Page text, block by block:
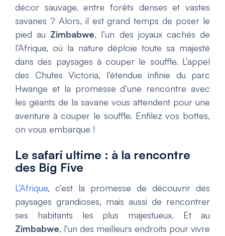
décor sauvage, entre forêts denses et vastes
savanes ? Alors, il est grand temps de poser le
pied au Zimbabwe, l’un des joyaux cachés de
l’Afrique, où la nature déploie toute sa majesté
dans des paysages à couper le souffle. L’appel
des Chutes Victoria, l’étendue infinie du parc
Hwange et la promesse d’une rencontre avec
les géants de la savane vous attendent pour une
aventure à couper le souffle. Enfilez vos bottes,
on vous embarque !
Le safari ultime : à la rencontre
des Big Five
L’Afrique, c’est la promesse de découvrir des
paysages grandioses, mais aussi de rencontrer
ses habitants les plus majestueux. Et au
Zimbabwe, l’un des meilleurs endroits pour vivre